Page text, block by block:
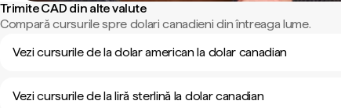
Trimite CAD din alte valute
Compară cursurile spre dolari canadieni din întreaga lume.
Vezi cursurile de la dolar american la dolar canadian
Vezi cursurile de la liră sterlină la dolar canadian